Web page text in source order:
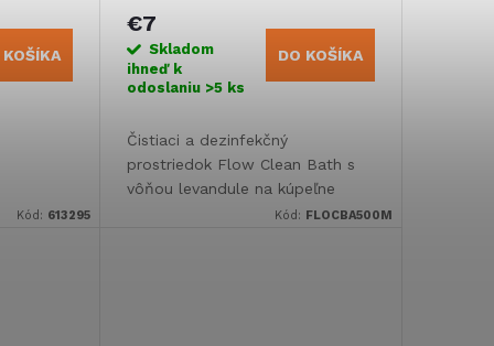
KOŠÍKA
Kód: 613295
Bath Levanduľa - 500 ml
€7
Skladom
ihneď k
odoslaniu >5 ks
DO KOŠÍKA
Čistiaci a dezinfekčný
prostriedok Flow Clean Bath s
vôňou levandule na kúpeľne
karavanov a obytných vozidiel.
Kód: FLOCBA500M